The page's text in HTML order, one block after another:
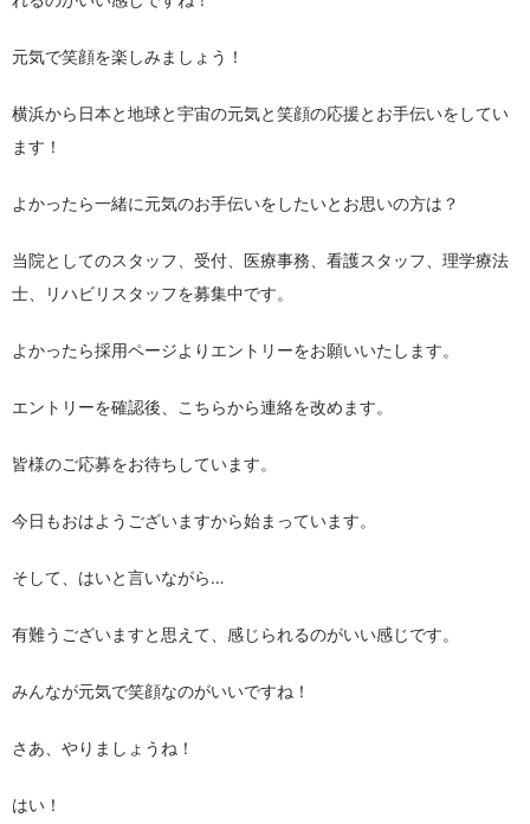
元気で笑顔を楽しみましょう！
横浜から日本と地球と宇宙の元気と笑顔の応援とお手伝いをしてい
ます！
よかったら一緒に元気のお手伝いをしたいとお思いの方は？
当院としてのスタッフ、受付、医療事務、看護スタッフ、理学療法
士、リハビリスタッフを募集中です。
よかったら採用ページよりエントリーをお願いいたします。
エントリーを確認後、こちらから連絡を改めます。
皆様のご応募をお待ちしています。
今日もおはようございますから始まっています。
そして、はいと言いながら…
有難うございますと思えて、感じられるのがいい感じです。
みんなが元気で笑顔なのがいいですね！
さあ、やりましょうね！
はい！